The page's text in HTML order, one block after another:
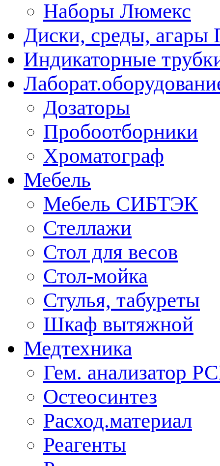
Наборы Люмекс
Диски, среды, агары
Индикаторные
Дозаторы
Пробоотборники
Хроматограф
Мебель
Мебель СИБТЭК
Стеллажи
Стол для весов
Стол-мойка
Стулья, табуреты
Шкаф вытяжной
Медтехника
Гем. анализатор
Остеосинтез
Расход.материал
Реагенты